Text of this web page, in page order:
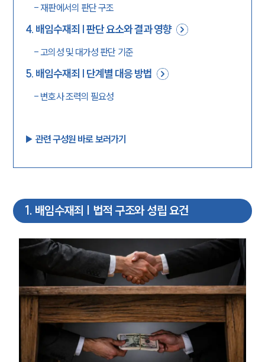
- 재판에서의 판단 구조
4. 배임수재죄 | 판단 요소와 결과 영향
-고의성 및 대가성 판단 기준
5. 배임수재죄 | 단계별 대응 방법
- 변호사 조력의 필요성
▶︎ 관련 구성원 바로 보러가기
1 . 배임수재죄 | 법적 구조와 성립 요건